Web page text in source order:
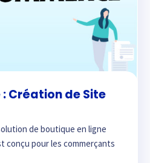
Création de Site
de boutique en ligne
conçu pour les commerçants